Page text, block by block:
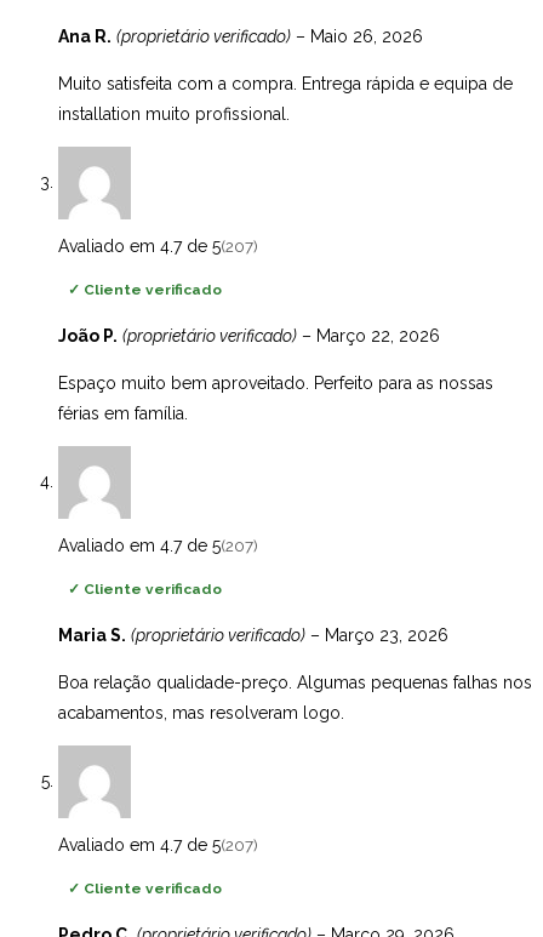
Ana R. (proprietário verificado) – Maio 26, 2026
Muito satisfeita com a compra. Entrega rápida e equipa de
installation muito profissional.
Avaliado em 4.7 de 5(207)
✓ Cliente verificado
João P. (proprietário verificado) – Março 22, 2026
Espaço muito bem aproveitado. Perfeito para as nossas
férias em família.
Avaliado em 4.7 de 5(207)
✓ Cliente verificado
Maria S. (proprietário verificado) – Março 23, 2026
Boa relação qualidade-preço. Algumas pequenas falhas nos
acabamentos, mas resolveram logo.
Avaliado em 4.7 de 5(207)
✓ Cliente verificado